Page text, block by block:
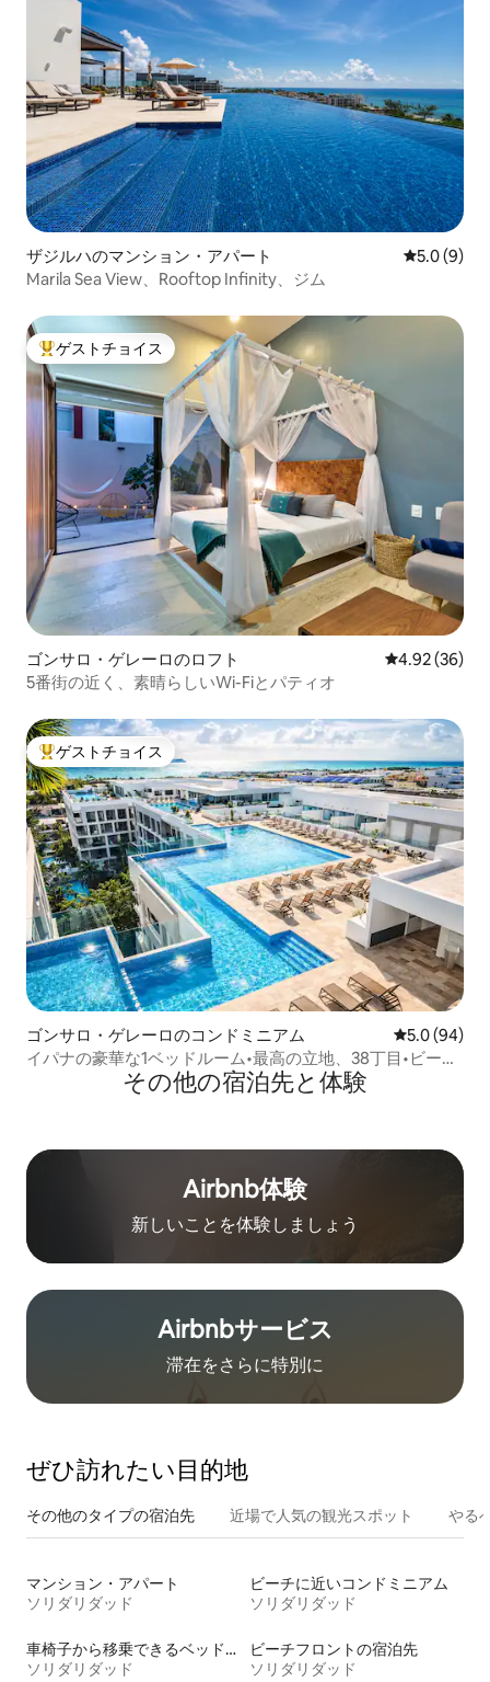
ザジルハのマンション・アパート レビュー9
5.0 (9)
Marila Sea View、Rooftop Infinity、ジム
大好評のゲストチョイスです。
ゲストチョイス
ゴンサロ・ゲレーロのロフト レビュー36
4.92 (36)
5番街の近く、素晴らしいWi-Fiとパティオ
大好評のゲストチョイスです。
ゲストチョイス
ゴンサロ・ゲレーロのコンドミニアム レビュー94
5.0 (94)
イパナの豪華な1ベッドルーム•最高の立地、38丁目•ビーチ
その他の宿⁠泊⁠先と体⁠験
Airbnb体験
新しいことを体験しましょう
Airbnb⁠サ⁠ー⁠ビ⁠ス
滞在をさ⁠ら⁠に特⁠別⁠に
ぜひ訪⁠れ⁠た⁠い目⁠的⁠地
その他のタ⁠イ⁠プ⁠の宿⁠泊⁠先 近場で人気の観光スポット やる
マンション・アパート
ソリダリダッド
ビーチに近いコンドミニアム
ソリダリダッド
車椅子から移乗できるベッドがある宿泊施設
ソリダリダッド
ビーチフロントの宿泊先
ソリダリダッド